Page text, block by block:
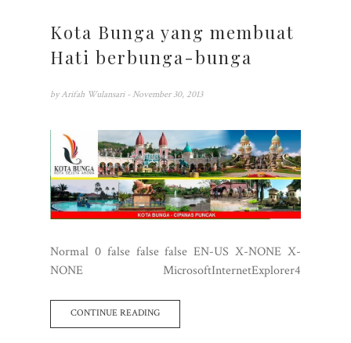
Kota Bunga yang membuat
Hati berbunga-bunga
by Arifah Wulansari - November 30, 2013
Normal 0 false false false EN-US X-NONE X-
NONE MicrosoftInternetExplorer4
CONTINUE READING